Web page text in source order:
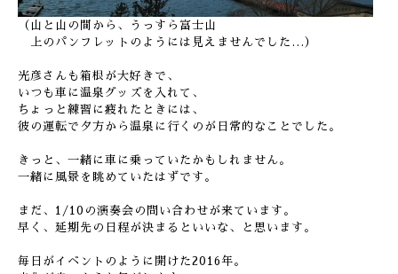
（山と山の間から、うっすら富士山
上のパンフレットのようには見えませんでした…）
光彦さんも箱根が大好きで、
いつも車に温泉グッズを入れて、
ちょっと練習に疲れたときには、
彼の運転で夕方から温泉に行くのが日常的なことでした。
きっと、一緒に車に乗っていたかもしれません。
一緒に風景を眺めていたはずです。
まだ、1/10の演奏会の問い合わせが来ています。
早く、延期先の日程が決まるといいな、と思います。
毎日がイベントのように開けた2016年。